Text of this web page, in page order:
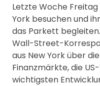
Letzte Woche
York besuchen und
das Parkett
Wall-Street-
aus New York über
Finanzmärkte, die
wichtigsten